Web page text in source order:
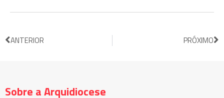
ANTERIOR PRÓXIMO
Sobre a Arquidiocese